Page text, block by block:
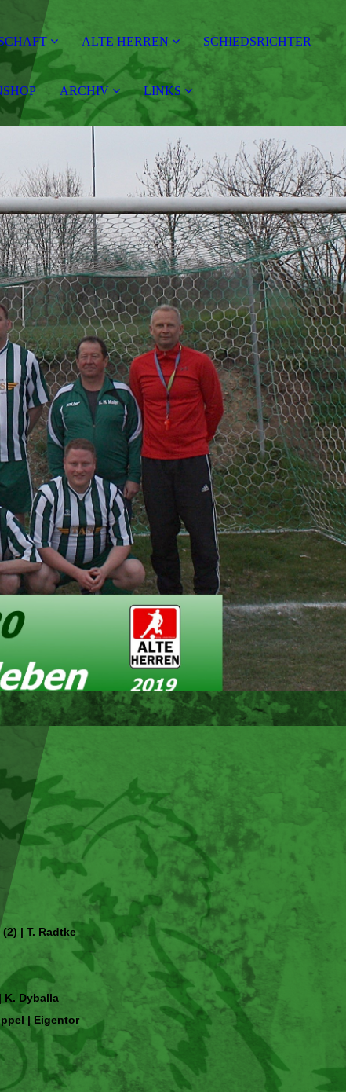
ALTE HERREN SCHIEDSRICHTER
ARCHIV LINKS
| T. Radtke
K. Dyballa
| Eigentor